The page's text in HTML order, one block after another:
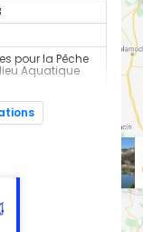
pour la Pêche
Aquatique